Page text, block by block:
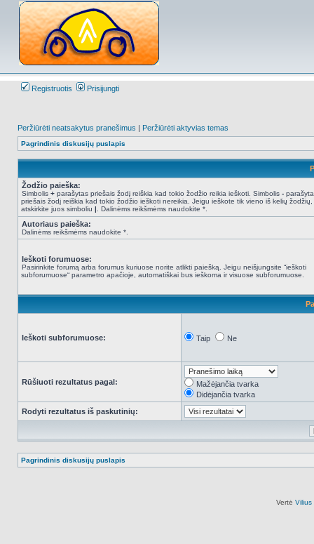
Registruotis Prisijungti
Peržiūrėti neatsakytus pranešimus | Peržiūrėti aktyvias temas
Pagrindinis diskusijų puslapis
Žodžio paieška:
Simbolis + parašytas priešais žodį reiškia kad tokio žodžio reikia ieškoti. Simbolis -
priešais žodį reiškia kad tokio žodžio ieškoti nereikia. Jeigu ieškote tik vieno iš kelių žodžių,
atskirkite juos simboliu | . Dalinėms reikšmėms naudokite *.
Autoriaus paieška:
Dalinėms reikšmėms naudokite *.
Ieškoti forumuose:
Pasirinkite forumą arba forumus kuriuose norite atlikti paiešką. Jeigu neišjungsite “ieškoti
subforumuose“ parametro apačioje, automatiškai bus ieškoma ir visuose subforumuose.
Ieškoti subforumuose: Taip Ne
Rūšiuoti rezultatus pagal:
Mažėjančia tvarka
Didėjančia tvarka
Rodyti rezultatus iš paskutinių:
Pagrindinis diskusijų puslapis
Vertė Vilius